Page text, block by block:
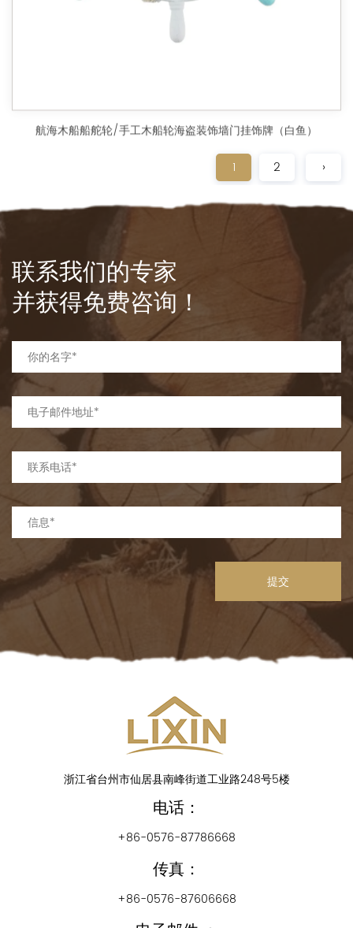
1 2 ›
联系我们的专家
并获得免费咨询！
提交
浙江省台州市仙居县南峰街道工业路248号5楼
电话：
+86-0576-87786668
传真：
+86-0576-87606668